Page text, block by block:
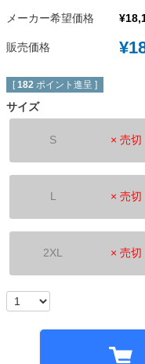
メーカー希望価格 ¥
販売価格 ¥
[ 182 ポイント進呈 ]
サイズ
S × 売切
L × 売切
2XL × 売切